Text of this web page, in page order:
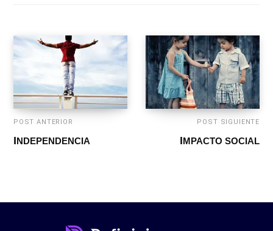
POST ANTERIOR
INDEPENDENCIA
POST SIGUIENTE
IMPACTO SOCIAL